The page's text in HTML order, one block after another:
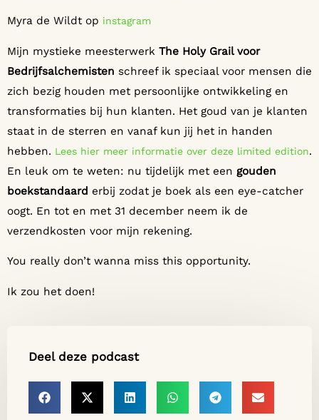
Myra de Wildt op instagram
Mijn mystieke meesterwerk The Holy Grail voor
Bedrijfsalchemisten schreef ik speciaal voor mensen die
zich bezig houden met persoonlijke ontwikkeling en
transformaties bij hun klanten. Het goud van je klanten
staat in de sterren en vanaf kun jij het in handen
hebben. ⁠⁠⁠Lees hier meer informatie over deze limited edition⁠⁠⁠.
En leuk om te weten: nu tijdelijk met een gouden
boekstandaard erbij zodat je boek als een eye-catcher
oogt. En tot en met 31 december neem ik de
verzendkosten voor mijn rekening.
You really don’t wanna miss this opportunity.
Ik zou het doen!
Deel deze podcast